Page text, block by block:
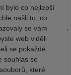
bylo co nejlepší
našli to, co
se vám
web viděli
se pokaždé
souhlas se
které